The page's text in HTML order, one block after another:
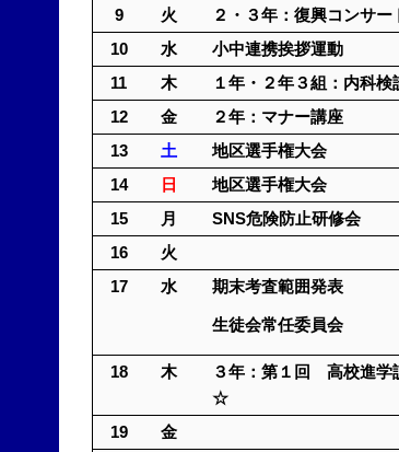
9
火
２・３年：復興コンサー
10
水 小中連
11
木
１年・２年３組：内科検
12
金
２年：マナー講座
13
土
地区選手権大会
14
日 地区選
15
月
SNS危険防止研修会
16
火
17
水 期末考査範囲発表
生徒会常任委員会
18 木
３年：第１回
☆
19
金